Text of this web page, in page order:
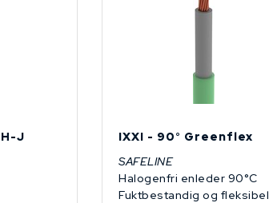
J
IXXI - 90° Greenflex
SAFELINE
Halogenfri enleder 90°C
Fuktbestandig og fleksibel